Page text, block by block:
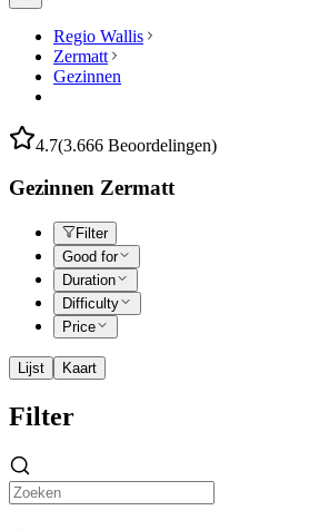
Regio Wallis
Zermatt
Gezinnen
4.7(3.666 Beoordelingen)
Gezinnen Zermatt
Filter
Good for
Duration
Difficulty
Price
Lijst Kaart
Filter